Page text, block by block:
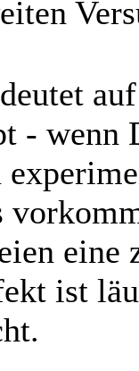
- wenn
ist